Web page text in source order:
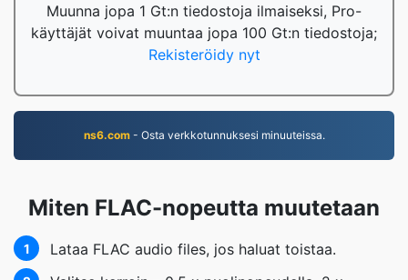
Muunna jopa 1 Gt:n tiedostoja ilmaiseksi, Pro-
käyttäjät voivat muuntaa jopa 100 Gt:n tiedostoja;
Rekisteröidy nyt
ns6.com- Osta verkkotunnuksesi minuuteissa.
Miten FLAC-nopeutta muutetaan
1 Lataa FLAC audio files, jos haluat toistaa.